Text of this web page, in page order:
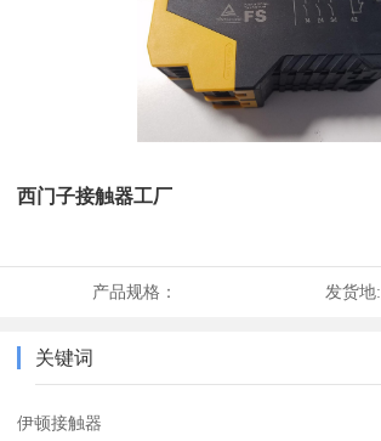
西门子接触器工厂
产品规格： 发货地:
关键词
伊顿接触器